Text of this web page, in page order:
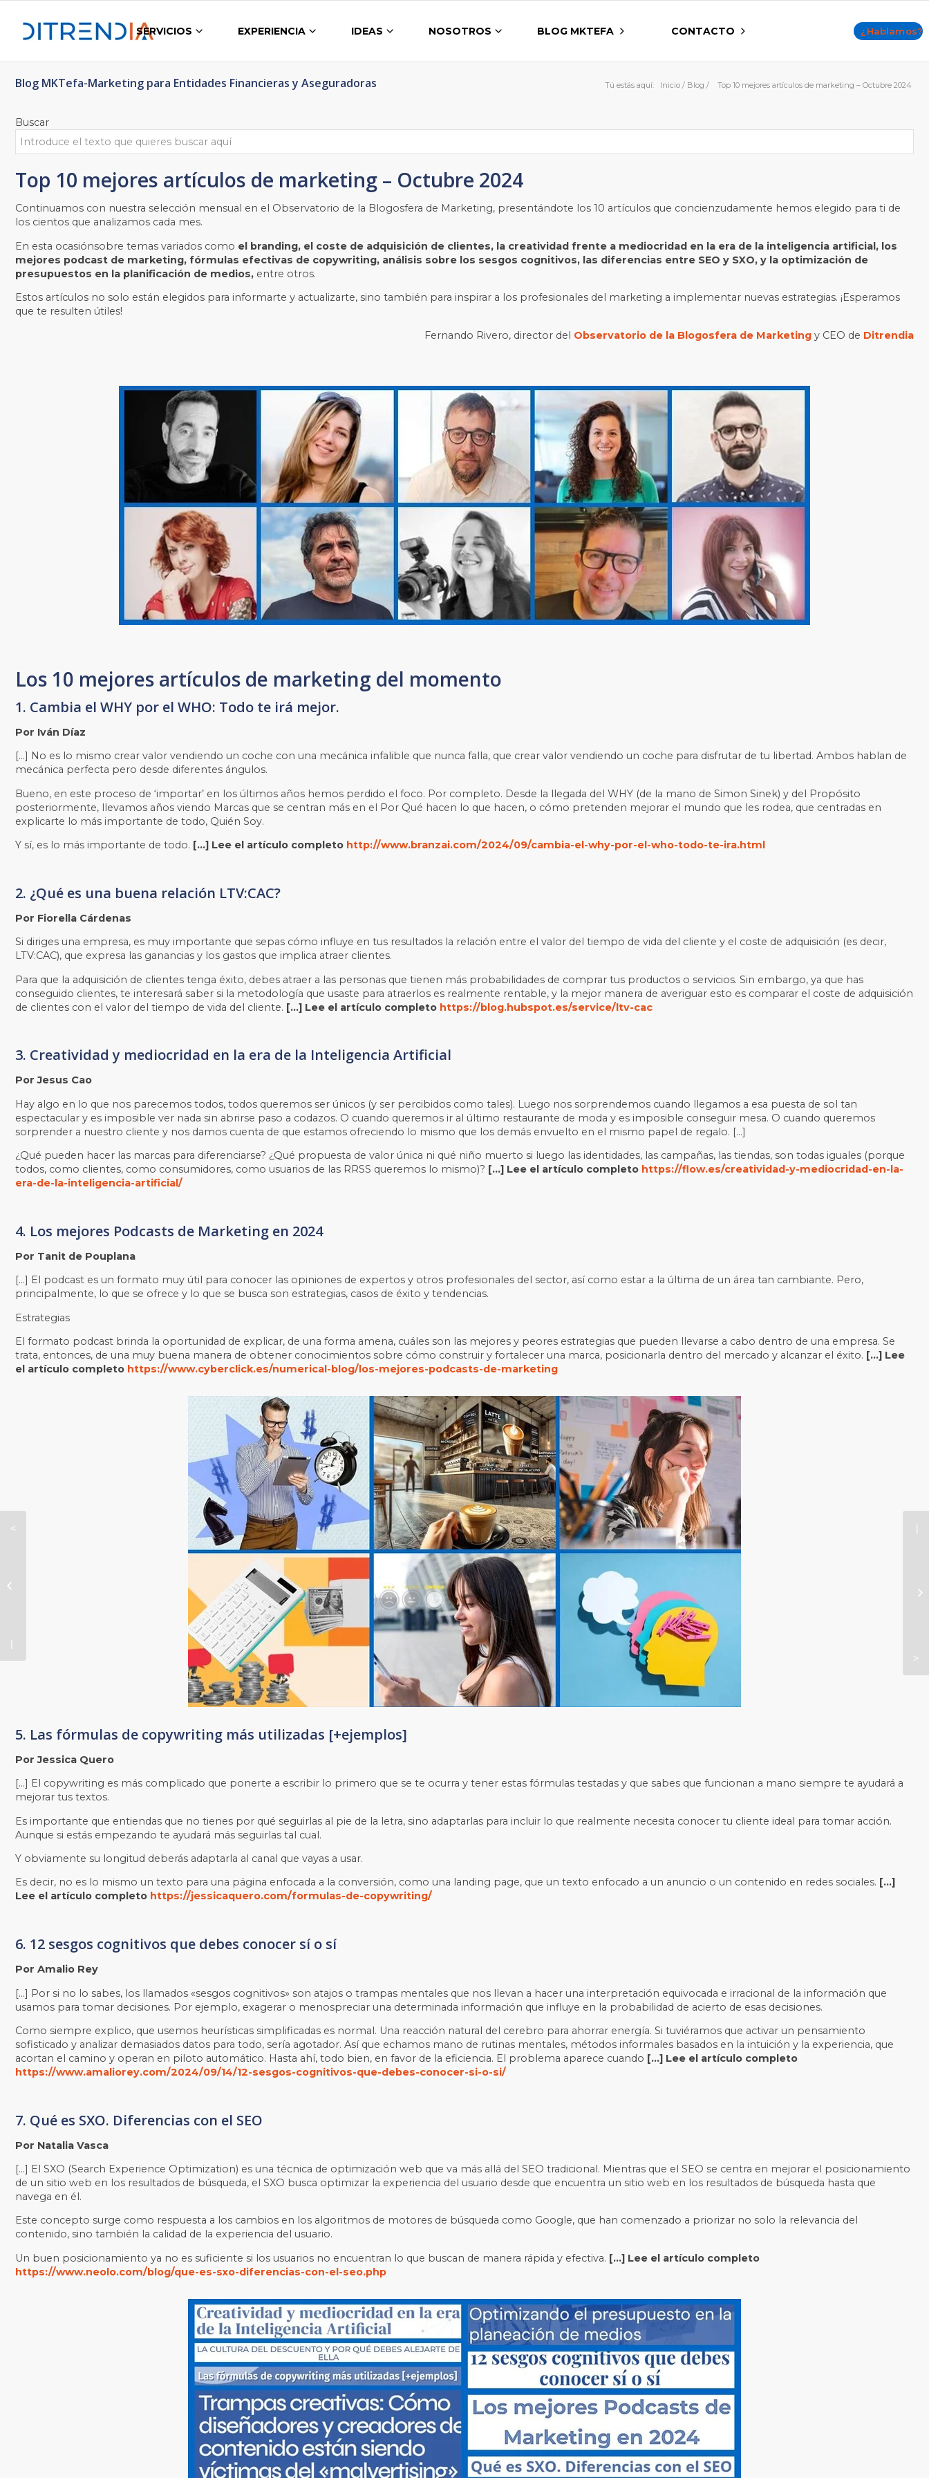
SERVICIOS EXPERIENCIA IDEAS NOSOTROS BLOG MKTEFA CONTACTO ¿Hablamos?
Blog MKTefa-Marketing para Entidades Financieras y Aseguradoras Tú estás aquí: Inicio / Blog / Top 10 mejores artículos de marketing – Octubre 2024
Buscar
Top 10 mejores artículos de marketing – Octubre 2024
Continuamos con nuestra selección mensual en el Observatorio de la Blogosfera de Marketing, presentándote los 10 artículos que concienzudamente hemos elegido para ti de
los cientos que analizamos cada mes.
En esta ocasiónsobre temas variados como el branding, el coste de adquisición de clientes, la creatividad frente a mediocridad en la era de la inteligencia artificial, los
mejores podcast de marketing, fórmulas efectivas de copywriting, análisis sobre los sesgos cognitivos, las diferencias entre SEO y SXO, y la optimización de
presupuestos en la planificación de medios, entre otros.
Estos artículos no solo están elegidos para informarte y actualizarte, sino también para inspirar a los profesionales del marketing a implementar nuevas estrategias. ¡Esperamos
que te resulten útiles!
Fernando Rivero, director del Observatorio de la Blogosfera de Marketing y CEO de Ditrendia
Los 10 mejores artículos de marketing del momento
1. Cambia el WHY por el WHO: Todo te irá mejor.
Por Iván Díaz
[…] No es lo mismo crear valor vendiendo un coche con una mecánica infalible que nunca falla, que crear valor vendiendo un coche para disfrutar de tu libertad. Ambos hablan de
mecánica perfecta pero desde diferentes ángulos.
Bueno, en este proceso de ‘importar’ en los últimos años hemos perdido el foco. Por completo. Desde la llegada del WHY (de la mano de Simon Sinek) y del Propósito
posteriormente, llevamos años viendo Marcas que se centran más en el Por Qué hacen lo que hacen, o cómo pretenden mejorar el mundo que les rodea, que centradas en
explicarte lo más importante de todo, Quién Soy.
Y sí, es lo más importante de todo. […] Lee el artículo completo http://www.branzai.com/2024/09/cambia-el-why-por-el-who-todo-te-ira.html
2. ¿Qué es una buena relación LTV:CAC?
Por Fiorella Cárdenas
Si diriges una empresa, es muy importante que sepas cómo influye en tus resultados la relación entre el valor del tiempo de vida del cliente y el coste de adquisición (es decir,
LTV:CAC), que expresa las ganancias y los gastos que implica atraer clientes.
Para que la adquisición de clientes tenga éxito, debes atraer a las personas que tienen más probabilidades de comprar tus productos o servicios. Sin embargo, ya que has
conseguido clientes, te interesará saber si la metodología que usaste para atraerlos es realmente rentable, y la mejor manera de averiguar esto es comparar el coste de adquisición
de clientes con el valor del tiempo de vida del cliente. […] Lee el artículo completo https://blog.hubspot.es/service/ltv-cac
3. Creatividad y mediocridad en la era de la Inteligencia Artificial
Por Jesus Cao
Hay algo en lo que nos parecemos todos, todos queremos ser únicos (y ser percibidos como tales). Luego nos sorprendemos cuando llegamos a esa puesta de sol tan
espectacular y es imposible ver nada sin abrirse paso a codazos. O cuando queremos ir al último restaurante de moda y es imposible conseguir mesa. O cuando queremos
sorprender a nuestro cliente y nos damos cuenta de que estamos ofreciendo lo mismo que los demás envuelto en el mismo papel de regalo. […]
¿Qué pueden hacer las marcas para diferenciarse? ¿Qué propuesta de valor única ni qué niño muerto si luego las identidades, las campañas, las tiendas, son todas iguales (porque
todos, como clientes, como consumidores, como usuarios de las RRSS queremos lo mismo)? […] Lee el artículo completo https://flow.es/creatividad-y-mediocridad-en-la-
era-de-la-inteligencia-artificial/
4. Los mejores Podcasts de Marketing en 2024
Por Tanit de Pouplana
[…] El podcast es un formato muy útil para conocer las opiniones de expertos y otros profesionales del sector, así como estar a la última de un área tan cambiante. Pero,
principalmente, lo que se ofrece y lo que se busca son estrategias, casos de éxito y tendencias.
Estrategias
El formato podcast brinda la oportunidad de explicar, de una forma amena, cuáles son las mejores y peores estrategias que pueden llevarse a cabo dentro de una empresa. Se
trata, entonces, de una muy buena manera de obtener conocimientos sobre cómo construir y fortalecer una marca, posicionarla dentro del mercado y alcanzar el éxito. […] Lee
el artículo completo https://www.cyberclick.es/numerical-blog/los-mejores-podcasts-de-marketing
5. Las fórmulas de copywriting más utilizadas [+ejemplos]
Por Jessica Quero
[…] El copywriting es más complicado que ponerte a escribir lo primero que se te ocurra y tener estas fórmulas testadas y que sabes que funcionan a mano siempre te ayudará a
mejorar tus textos.
Es importante que entiendas que no tienes por qué seguirlas al pie de la letra, sino adaptarlas para incluir lo que realmente necesita conocer tu cliente ideal para tomar acción.
Aunque si estás empezando te ayudará más seguirlas tal cual.
Y obviamente su longitud deberás adaptarla al canal que vayas a usar.
Es decir, no es lo mismo un texto para una página enfocada a la conversión, como una landing page, que un texto enfocado a un anuncio o un contenido en redes sociales. […]
Lee el artículo completo https://jessicaquero.com/formulas-de-copywriting/
6. 12 sesgos cognitivos que debes conocer sí o sí
Por Amalio Rey
[…] Por si no lo sabes, los llamados «sesgos cognitivos» son atajos o trampas mentales que nos llevan a hacer una interpretación equivocada e irracional de la información que
usamos para tomar decisiones. Por ejemplo, exagerar o menospreciar una determinada información que influye en la probabilidad de acierto de esas decisiones.
Como siempre explico, que usemos heurísticas simplificadas es normal. Una reacción natural del cerebro para ahorrar energía. Si tuviéramos que activar un pensamiento
sofisticado y analizar demasiados datos para todo, sería agotador. Así que echamos mano de rutinas mentales, métodos informales basados en la intuición y la experiencia, que
acortan el camino y operan en piloto automático. Hasta ahí, todo bien, en favor de la eficiencia. El problema aparece cuando […] Lee el artículo completo
https://www.amaliorey.com/2024/09/14/12-sesgos-cognitivos-que-debes-conocer-si-o-si/
7. Qué es SXO. Diferencias con el SEO
Por Natalia Vasca
[…] El SXO (Search Experience Optimization) es una técnica de optimización web que va más allá del SEO tradicional. Mientras que el SEO se centra en mejorar el posicionamiento
de un sitio web en los resultados de búsqueda, el SXO busca optimizar la experiencia del usuario desde que encuentra un sitio web en los resultados de búsqueda hasta que
navega en él.
Este concepto surge como respuesta a los cambios en los algoritmos de motores de búsqueda como Google, que han comenzado a priorizar no solo la relevancia del
contenido, sino también la calidad de la experiencia del usuario.
Un buen posicionamiento ya no es suficiente si los usuarios no encuentran lo que buscan de manera rápida y efectiva. […] Lee el artículo completo
https://www.neolo.com/blog/que-es-sxo-diferencias-con-el-seo.php